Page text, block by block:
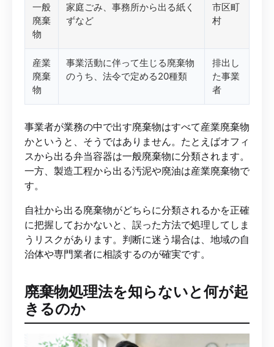
一般
廃棄
物
家庭ごみ、事務所から出る紙く
ずなど
市区町
村
産業
廃棄
物
事業活動に伴って生じる廃棄物
のうち、法令で定める20種類
排出し
た事業
者
事業者が業務の中で出す廃棄物はすべて産業廃棄物
かというと、そうではありません。たとえばオフィ
スから出る弁当容器は一般廃棄物に分類されます。
一方、製造工程から出る汚泥や廃油は産業廃棄物で
す。
自社から出る廃棄物がどちらに分類されるかを正確
に把握しておかないと、誤った方法で処理してしま
うリスクがあります。判断に迷う場合は、地域の自
治体や専門業者に相談するのが確実です。
廃棄物処理法を知らないと何が起
きるのか